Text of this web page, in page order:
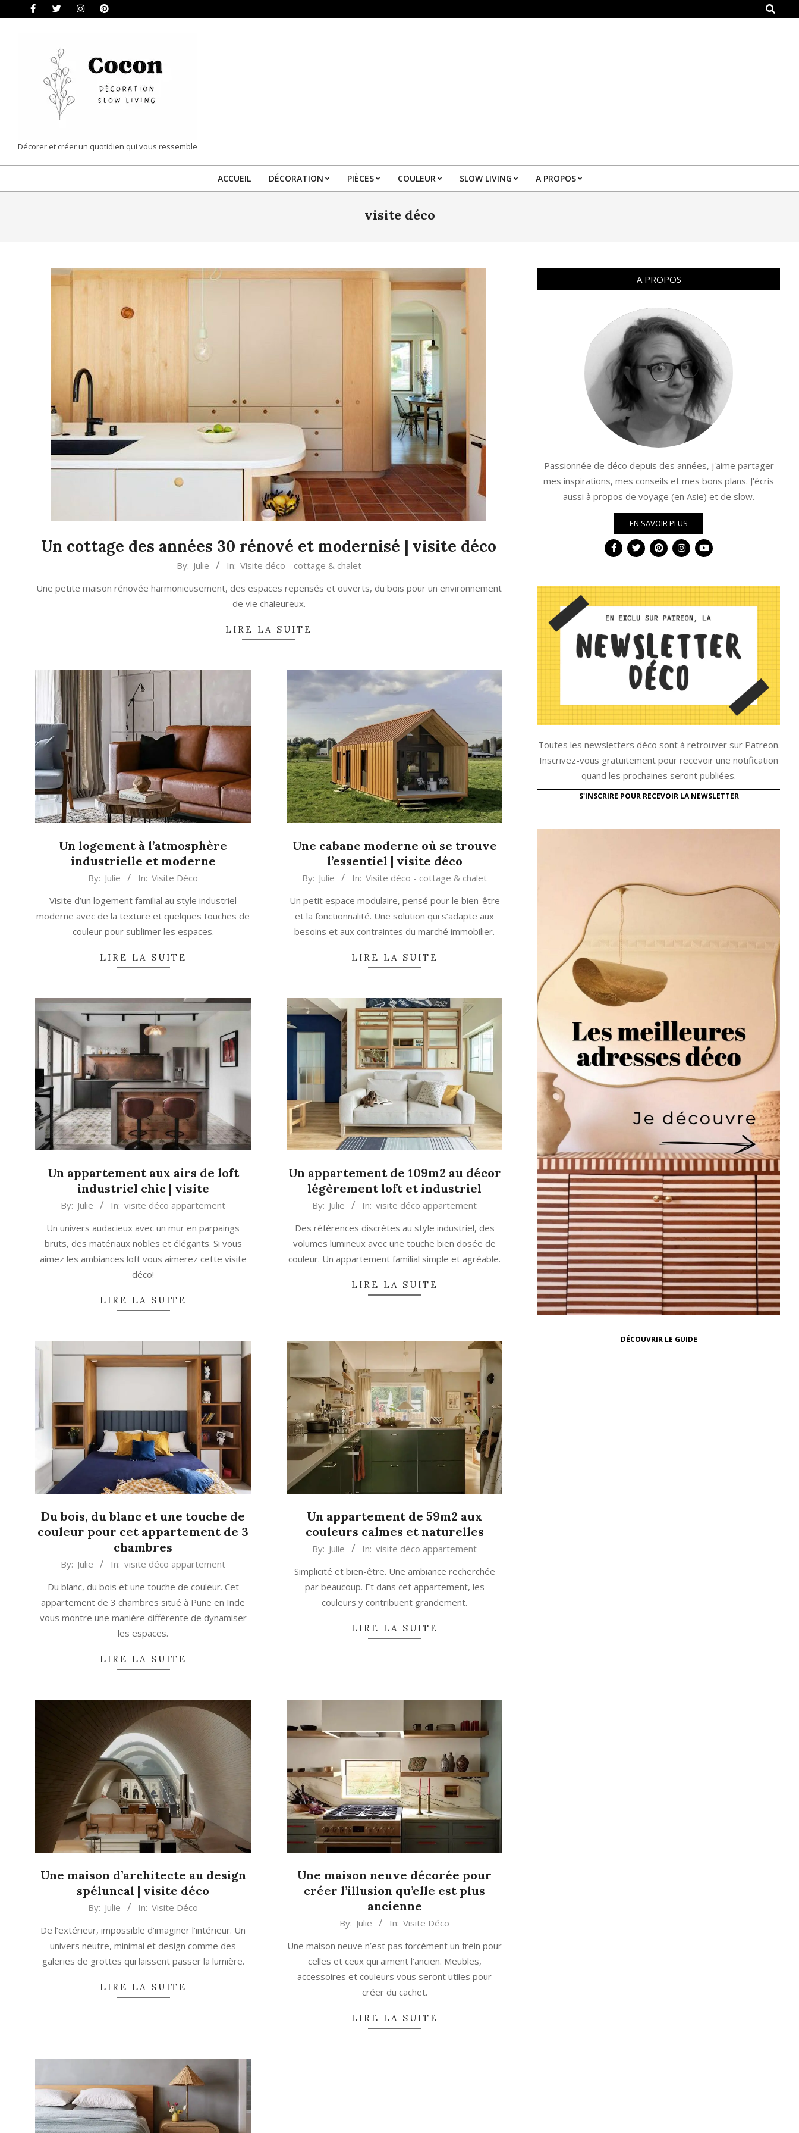
Search
COCON
|
DÉCORATION
Décorer et créer un quotidien qui vous ressemble
Primary
Menu
ACCUEIL DÉCORATION PIÈCES COULEUR SLOW LIVING A PROPOS
visite déco
Un cottage des années 30 rénové et modernisé | visite déco
21
By: Julie In: Visite déco - cottage & chalet
Une petite maison rénovée harmonieusement, des espaces repensés et ouverts, du bois pour un environnement
de vie chaleureux.
LIRE LA SUITE
Un logement à l’atmosphère
industrielle et moderne
By: Julie In: Visite Déco
Visite d’un logement familial au style industriel
moderne avec de la texture et quelques touches de
couleur pour sublimer les espaces.
LIRE LA SUITE
Une cabane moderne où se trouve
l’essentiel | visite déco
2024-
18
By: Julie In: Visite déco - cottage & chalet
Un petit espace modulaire, pensé pour le bien-être
et la fonctionnalité. Une solution qui s’adapte aux
besoins et aux contraintes du marché immobilier.
LIRE LA SUITE
Un appartement aux airs de loft
industriel chic | visite
By: Julie In: visite déco appartement
Un univers audacieux avec un mur en parpaings
bruts, des matériaux nobles et élégants. Si vous
aimez les ambiances loft vous aimerez cette visite
déco!
LIRE LA SUITE
Un appartement de 109m2 au décor
légèrement loft et industriel
03
By: Julie In: visite déco appartement
Des références discrètes au style industriel, des
volumes lumineux avec une touche bien dosée de
couleur. Un appartement familial simple et agréable.
LIRE LA SUITE
Du bois, du blanc et une touche de
couleur pour cet appartement de 3
chambres
By: Julie In: visite déco appartement
Du blanc, du bois et une touche de couleur. Cet
appartement de 3 chambres situé à Pune en Inde
vous montre une manière différente de dynamiser
les espaces.
LIRE LA SUITE
Un appartement de 59m2 aux
couleurs calmes et naturelles
26
By: Julie In: visite déco appartement
Simplicité et bien-être. Une ambiance recherchée
par beaucoup. Et dans cet appartement, les
couleurs y contribuent grandement.
LIRE LA SUITE
Une maison d’architecte au design
spéluncal | visite déco
21
By: Julie In: Visite Déco
De l’extérieur, impossible d’imaginer l’intérieur. Un
univers neutre, minimal et design comme des
galeries de grottes qui laissent passer la lumière.
LIRE LA SUITE
Une maison neuve décorée pour
créer l’illusion qu’elle est plus
ancienne
19
By: Julie In: Visite Déco
Une maison neuve n’est pas forcément un frein pour
celles et ceux qui aiment l’ancien. Meubles,
accessoires et couleurs vous seront utiles pour
créer du cachet.
LIRE LA SUITE
A PROPOS
Passionnée de déco depuis des années, j'aime partager
mes inspirations, mes conseils et mes bons plans. J'écris
aussi à propos de voyage (en Asie) et de slow.
EN SAVOIR PLUS
Toutes les newsletters déco sont à retrouver sur Patreon.
Inscrivez-vous gratuitement pour recevoir une notification
quand les prochaines seront publiées.
S'INSCRIRE POUR RECEVOIR LA NEWSLETTER
DÉCOUVRIR LE GUIDE